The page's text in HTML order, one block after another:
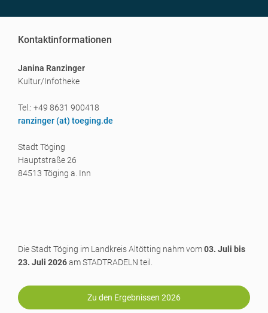
Kontaktinformationen
Janina Ranzinger
Kultur/Infotheke
Tel.: +49 8631 900418
ranzinger (at) toeging.de
Stadt Töging
Hauptstraße 26
84513 Töging a. Inn
Die Stadt Töging im Landkreis Altötting nahm vom03. Juli bis
23. Juli 2026am STADTRADELN teil.
Zu den Ergebnissen 2026